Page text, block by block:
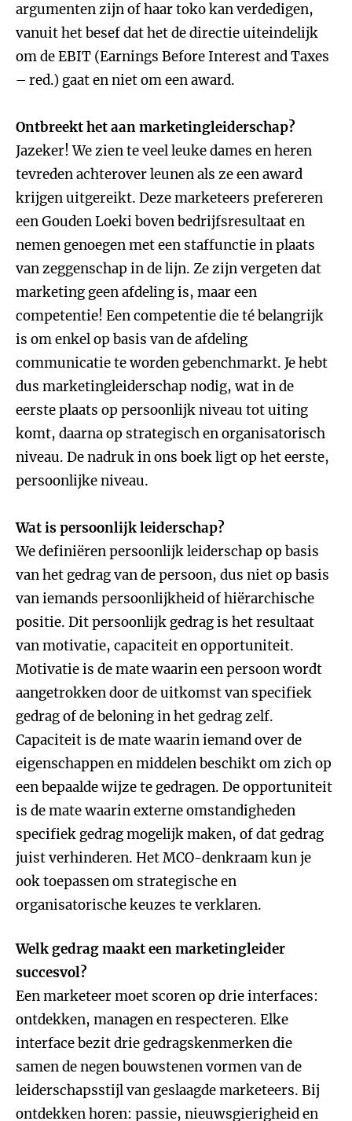
argumenten zijn of haar toko kan verdedigen,
vanuit het besef dat het de directie uiteindelijk
om de EBIT (Earnings Before Interest and Taxes
– red.) gaat en niet om een award.
Ontbreekt het aan marketingleiderschap?
Jazeker! We zien te veel leuke dames en heren
tevreden achterover leunen als ze een award
krijgen uitgereikt. Deze marketeers prefereren
een Gouden Loeki boven bedrijfsresultaat en
nemen genoegen met een staffunctie in plaats
van zeggenschap in de lijn. Ze zijn vergeten dat
marketing geen afdeling is, maar een
competentie! Een competentie die té belangrijk
is om enkel op basis van de afdeling
communicatie te worden gebenchmarkt. Je hebt
dus marketingleiderschap nodig, wat in de
eerste plaats op persoonlijk niveau tot uiting
komt, daarna op strategisch en organisatorisch
niveau. De nadruk in ons boek ligt op het eerste,
persoonlijke niveau.
Wat is persoonlijk leiderschap?
We definiëren persoonlijk leiderschap op basis
van het gedrag van de persoon, dus niet op basis
van iemands persoonlijkheid of hiërarchische
positie. Dit persoonlijk gedrag is het resultaat
van motivatie, capaciteit en opportuniteit.
Motivatie is de mate waarin een persoon wordt
aangetrokken door de uitkomst van specifiek
gedrag of de beloning in het gedrag zelf.
Capaciteit is de mate waarin iemand over de
eigenschappen en middelen beschikt om zich op
een bepaalde wijze te gedragen. De opportuniteit
is de mate waarin externe omstandigheden
specifiek gedrag mogelijk maken, of dat gedrag
juist verhinderen. Het MCO-denkraam kun je
ook toepassen om strategische en
organisatorische keuzes te verklaren.
Welk gedrag maakt een marketingleider
succesvol?
Een marketeer moet scoren op drie interfaces:
ontdekken, managen en respecteren. Elke
interface bezit drie gedragskenmerken die
samen de negen bouwstenen vormen van de
leiderschapsstijl van geslaagde marketeers. Bij
ontdekken horen: passie, nieuwsgierigheid en